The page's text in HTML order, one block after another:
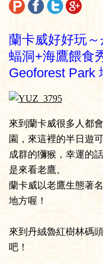
蘭卡威好好玩
蝠洞+海鷹餵食
Geoforest Park
來到蘭卡威很多人都
園，來這裡的半日遊
成群的獼猴，幸運的
是來看老鷹。
蘭卡威以老鷹生態著
地方喔！
來到丹絨魯紅樹林碼
吧！